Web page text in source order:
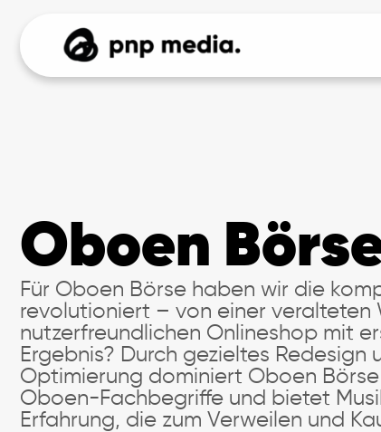
Oboen
Für Oboen Börse haben wir die
revolutioniert – von einer veralteten
nutzerfreundlichen Onlineshop mit
Ergebnis? Durch gezieltes
Optimierung dominiert Oboen
Oboen-Fachbegriffe und bietet
Erfahrung, die zum Verweilen und